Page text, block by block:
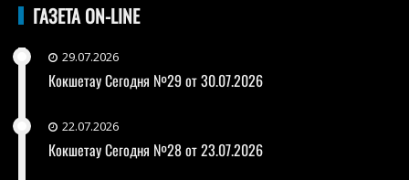
ГАЗЕТА ON-LINE
29.07.2026
Кокшетау Сегодня №29 от 30.07.2026
22.07.2026
Кокшетау Сегодня №28 от 23.07.2026